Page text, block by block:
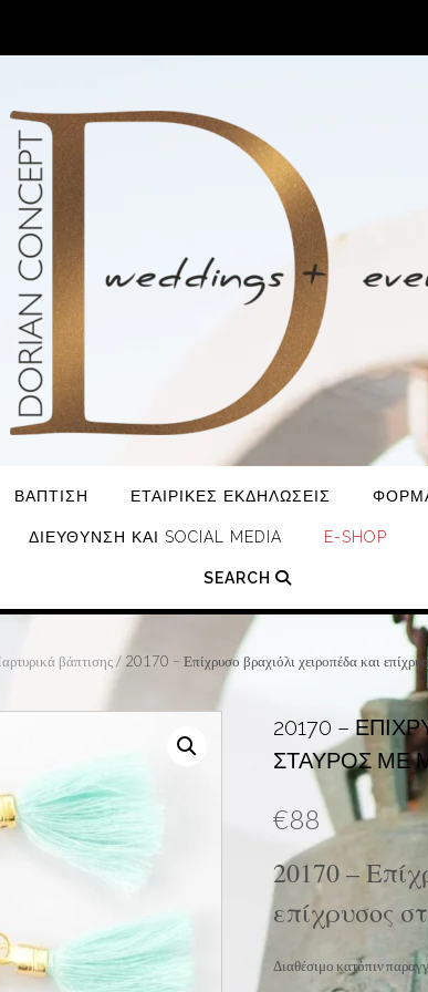
ΒΆΠΤΙΣΗ ΕΤΑΙΡΙΚΈΣ ΕΚΔΗΛΏΣΕΙΣ
ΔΙΕΎΘΥΝΣΗ ΚΑΙ SOCIAL MEDIA E-SHOP
SEARCH
βάπτισης/ 20170 – Επίχρυσο βραχιόλι χειροπέδα και
20170 –
ΣΤΑΥΡΌΣ ΜΕ
€88
20170 –
επίχρυσος
Διαθέσιμο κατόπιν